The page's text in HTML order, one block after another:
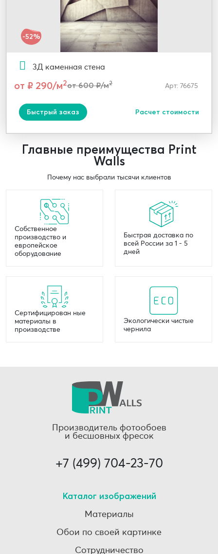
-52%
3Д каменная стена
от ₽ 290/м2от 600 ₽/м2 Арт: 76675
Быстрый заказ Расчет стоимости
Главные преимущества Print
Walls
Почему нас выбрали тысячи клиентов
Собственное
производство и
европейское
оборудование
Быстрая доставка по
всей России за 1 - 5
дней
Сертифицирован ные
материалы в
производстве
Экологически чистые
чернила
Производитель фотообоев
и бесшовных фресок
+7 (499) 704-23-70
Каталог изображений
Материалы
Обои по своей картинке
Сотрудничество